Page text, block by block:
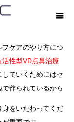
ケアのやり方につ
性型VD点鼻治療
ていくためにはセ
作られているから
をいたわってくだ